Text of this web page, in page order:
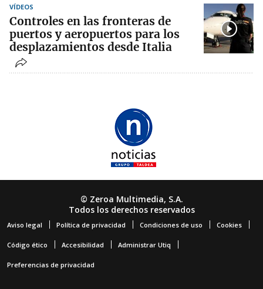
VÍDEOS
Controles en las fronteras de
puertos y aeropuertos para los
desplazamientos desde Italia
© Zeroa Multimedia, S.A.
Todos los derechos reservados
Aviso legal Política de privacidad Condiciones de uso Cookies
Código ético Accesibilidad Administrar Utiq
Preferencias de privacidad